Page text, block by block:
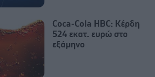
Coca-Cola HBC: Κέρδη
524 εκατ. ευρώ στο
εξάμηνο